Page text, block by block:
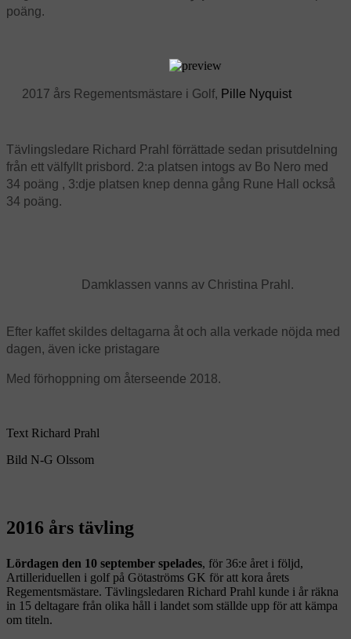
poäng.
2017 års Regementsmästare i Golf, Pille Nyquist
Tävlingsledare Richard Prahl förrättade sedan prisutdelning
från ett välfyllt prisbord. 2:a platsen intogs av Bo Nero med
34 poäng , 3:dje platsen knep denna gång Rune Hall också
34 poäng.
Damklassen vanns av Christina Prahl.
Efter kaffet skildes deltagarna åt och alla verkade nöjda med
dagen, även icke pristagare
Med förhoppning om återseende 2018.
Text Richard Prahl
Bild N-G Olssom
2016 års tävling
Lördagen den 10 september spelades, för 36:e året i följd,
Artilleriduellen i golf på Götaströms GK för att kora årets
Regementsmästare. Tävlingsledaren Richard Prahl kunde i år räkna
in 15 deltagare från olika håll i landet som ställde upp för att kämpa
om titeln.